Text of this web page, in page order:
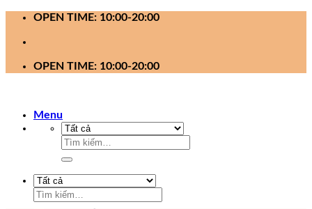
OPEN TIME: 10:00-20:00
OPEN TIME: 10:00-20:00
Menu
Tìm
Tìm